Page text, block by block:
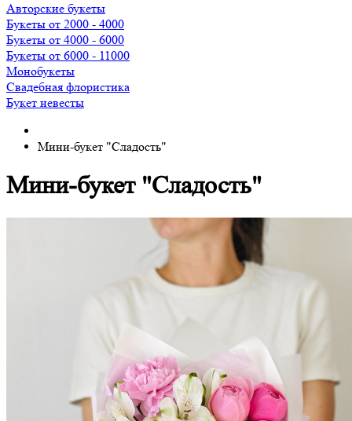
Авторские букеты
Букеты от 2000 - 4000
Букеты от 4000 - 6000
Букеты от 6000 - 11000
Монобукеты
Свадебная флористика
Букет невесты
Мини-букет "Сладость"
Мини-букет "Сладость"